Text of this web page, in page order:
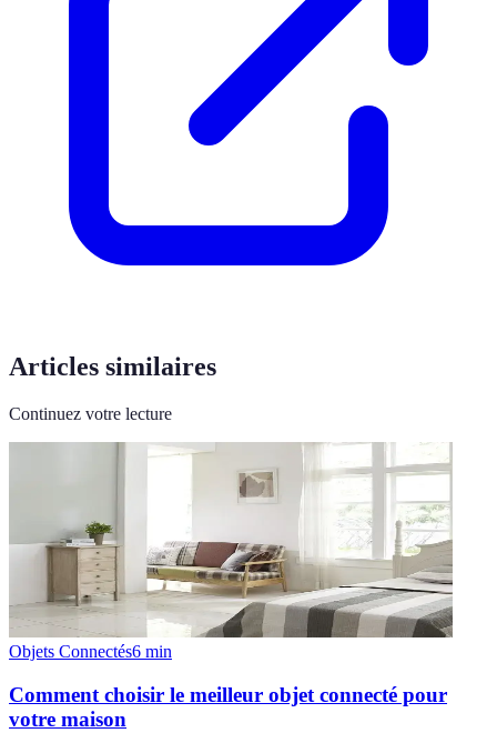
Articles similaires
Continuez votre lecture
Objets Connectés6 min
Comment choisir le meilleur objet connecté pour
votre maison